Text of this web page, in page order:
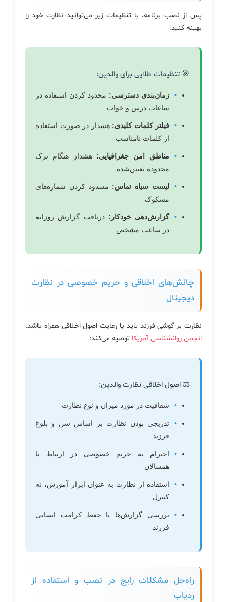
پس از نصب برنامه، با تنظیمات زیر می‌توانید نظارت خود را
بهینه کنید:
🎯 تنظیمات طلایی برای والدین:
زمان‌بندی دسترسی: محدود کردن استفاده در
ساعات درس و خواب
فیلتر کلمات کلیدی: هشدار در صورت استفاده
از کلمات نامناسب
مناطق امن جغرافیایی: هشدار هنگام ترک
محدوده تعیین‌شده
لیست سیاه تماس: مسدود کردن شماره‌های
مشکوک
گزارش‌دهی خودکار: دریافت گزارش روزانه
در ساعت مشخص
چالش‌های اخلاقی و حریم خصوصی در نظارت
دیجیتال
نظارت بر گوشی فرزند باید با رعایت اصول اخلاقی همراه باشد.
انجمن روانشناسی آمریکا توصیه می‌کند:
⚖️ اصول اخلاقی نظارت والدین:
شفافیت در مورد میزان و نوع نظارت
تدریجی بودن نظارت بر اساس سن و بلوغ
فرزند
احترام به حریم خصوصی در ارتباط با
همسالان
استفاده از نظارت به عنوان ابزار آموزش، نه
کنترل
بررسی گزارش‌ها با حفظ کرامت انسانی
فرزند
راه‌حل مشکلات رایج در نصب و استفاده از
ردیاب